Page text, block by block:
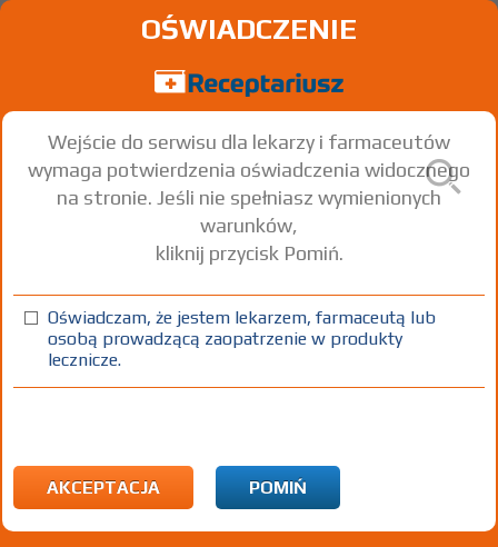
Ipratropium bromide
aerozol inhal.
[roztw.]
20
1 poj. 10 ml
Wziewnie
1) Przewlekła obturacyjna choroba płuc
Eozynofilowe
zapalenie oskrzeli
OŚWIADCZENIE
Wejście do serwisu dla lekarzy i farmaceutów
wymaga potwierdzenia oświadczenia widocznego
na stronie. Jeśli nie spełniasz wymienionych
warunków,
kliknij przycisk Pomiń.
Oświadczam, że jestem lekarzem, farmaceutą lub
osobą prowadzącą zaopatrzenie w produkty
lecznicze.
AKCEPTACJA POMIŃ